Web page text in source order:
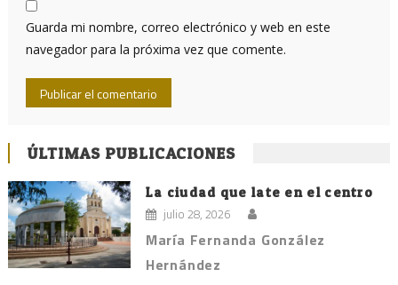
Guarda mi nombre, correo electrónico y web en este
navegador para la próxima vez que comente.
ÚLTIMAS PUBLICACIONES
La ciudad que late en el centro
julio 28, 2026
María Fernanda González
Hernández